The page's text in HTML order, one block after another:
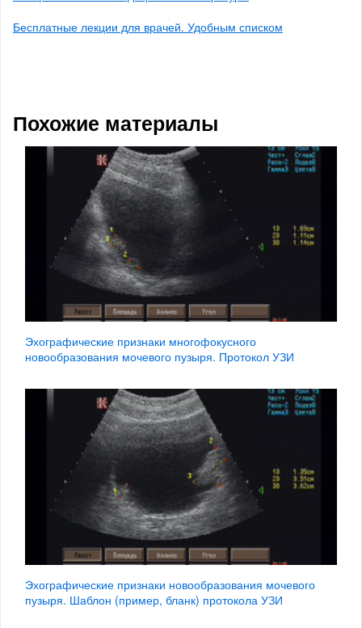
Бесплатные лекции для врачей. Удобным списком
Похожие материалы
Эхографические признаки многофокусного
новообразования мочевого пузыря. Протокол УЗИ
Эхографические признаки новообразования мочевого
пузыря. Шаблон (пример, бланк) протокола УЗИ